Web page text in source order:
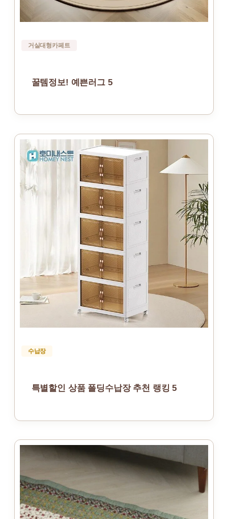
거실대형카페트
꿀템정보! 예쁜러그 5
수납장
특별할인 상품 폴딩수납장 추천 랭킹 5